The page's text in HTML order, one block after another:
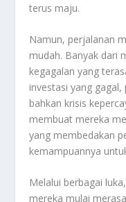
terus maju.
Namun, perjalanan
mudah. Banyak dari
kegagalan yang
investasi yang
bahkan krisis
membuat mereka
yang membedakan
kemampuannya
Melalui berbagai
mereka mulai